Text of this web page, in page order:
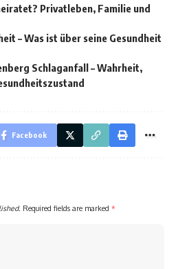
Privatleben, Familie und
– Was ist über seine Gesundheit
Schlaganfall – Wahrheit,
Facebook
Required fields are marked *